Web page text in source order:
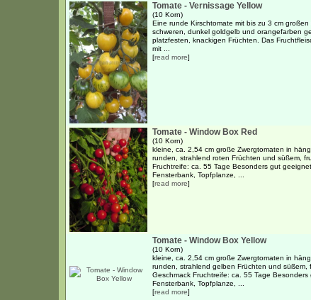
Tomate - Vernissage Yellow
(10 Korn)
Eine runde Kirschtomate mit bis zu 3 cm großen
schweren, dunkel goldgelb und orangefarben
platzfesten, knackigen Früchten. Das
mit ...
[read more]
Tomate - Window Box Red
(10 Korn)
kleine, ca. 2,54 cm große Zwergtomaten in
runden, strahlend roten Früchten und süßem,
Fruchtreife: ca. 55 Tage Besonders gut
Fensterbank, Topfplanze, ...
[read more]
Tomate - Window Box Yellow
(10 Korn)
kleine, ca. 2,54 cm große Zwergtomaten in
runden, strahlend gelben Früchten und süßem,
Geschmack Fruchtreife: ca. 55 Tage
Fensterbank, Topfplanze, ...
[read more]